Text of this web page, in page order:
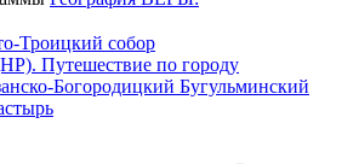
Троицкий собор
Путешествие по городу
Богородицкий Бугульминский